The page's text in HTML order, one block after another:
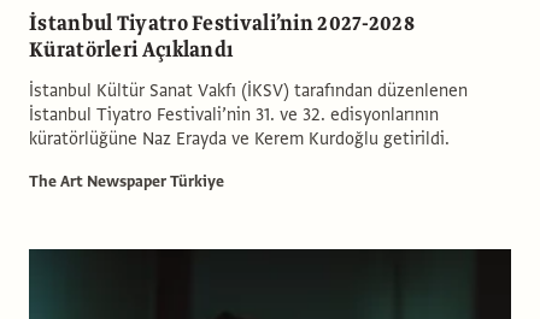
İstanbul Tiyatro Festivali’nin 2027-2028
Küratörleri Açıklandı
İstanbul Kültür Sanat Vakfı (İKSV) tarafından düzenlenen
İstanbul Tiyatro Festivali’nin 31. ve 32. edisyonlarının
küratörlüğüne Naz Erayda ve Kerem Kurdoğlu getirildi.
The Art Newspaper Türkiye